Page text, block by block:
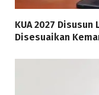
KUA 2027
Disesuaikan